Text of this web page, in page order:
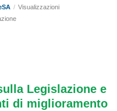
/ Visualizzazioni
Legislazione e
di miglioramento